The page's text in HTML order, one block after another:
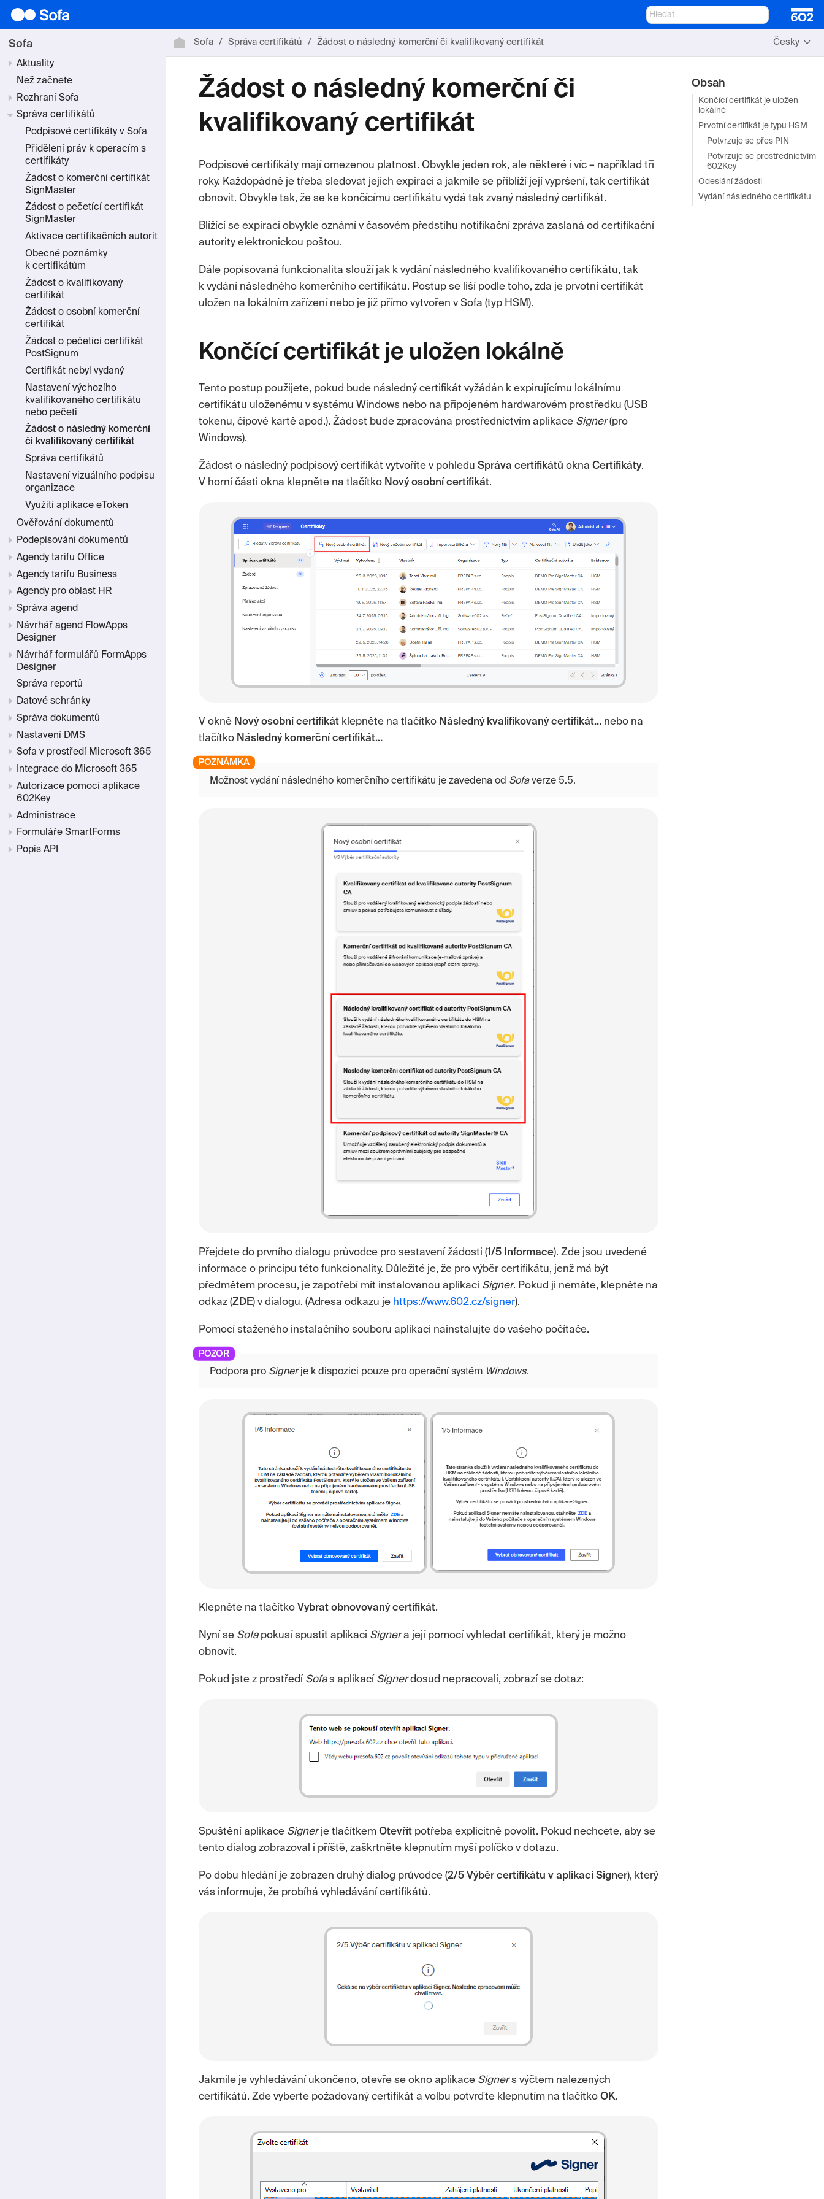
Sofa
Aktuality
Než začnete
Rozhraní Sofa
Správa certifikátů
Podpisové certifikáty v Sofa
Přidělení práv k operacím s
certifikáty
Žádost o komerční certifikát
SignMaster
Žádost o pečetící certifikát
SignMaster
Aktivace certifikačních autorit
Obecné poznámky
k certifikátům
Žádost o kvalifikovaný
certifikát
Žádost o osobní komerční
certifikát
Žádost o pečetící certifikát
PostSignum
Certifikát nebyl vydaný
Nastavení výchozího
kvalifikovaného certifikátu
nebo pečeti
Žádost o následný komerční
či kvalifikovaný certifikát
Správa certifikátů
Nastavení vizuálního podpisu
organizace
Využití aplikace eToken
Ověřování dokumentů
Podepisování dokumentů
Agendy tarifu Office
Agendy tarifu Business
Agendy pro oblast HR
Správa agend
Návrhář agend FlowApps
Designer
Návrhář formulářů FormApps
Designer
Správa reportů
Datové schránky
Správa dokumentů
Nastavení DMS
Sofa v prostředí Microsoft 365
Integrace do Microsoft 365
Autorizace pomocí aplikace
602Key
Administrace
Formuláře SmartForms
Popis API
Sofa Správa certifikátů Žádost o následný komerční či kvalifikovaný certifikát Česky
Obsah
Končící certifikát je uložen
lokálně
Prvotní certifikát je typu HSM
Potvrzuje se přes PIN
Potvrzuje se prostřednictvím
602Key
Odeslání žádosti
Vydání následného certifikátu
Žádost o následný komerční či
kvalifikovaný certifikát
Podpisové certifikáty mají omezenou platnost. Obvykle jeden rok, ale některé i víc – například tři
roky. Každopádně je třeba sledovat jejich expiraci a jakmile se přiblíží její vypršení, tak certifikát
obnovit. Obvykle tak, že se ke končícímu certifikátu vydá tak zvaný následný certifikát.
Blížící se expiraci obvykle oznámí v časovém předstihu notifikační zpráva zaslaná od certifikační
autority elektronickou poštou.
Dále popisovaná funkcionalita slouží jak k vydání následného kvalifikovaného certifikátu, tak
k vydání následného komerčního certifikátu. Postup se liší podle toho, zda je prvotní certifikát
uložen na lokálním zařízení nebo je již přímo vytvořen v Sofa (typ HSM).
Končící certifikát je uložen lokálně
Tento postup použijete, pokud bude následný certifikát vyžádán k expirujícímu lokálnímu
certifikátu uloženému v systému Windows nebo na připojeném hardwarovém prostředku (USB
tokenu, čipové kartě apod.). Žádost bude zpracována prostřednictvím aplikace Signer(pro
Windows).
Žádost o následný podpisový certifikát vytvoříte v pohledu Správa certifikátů okna Certifikáty.
V horní části okna klepněte na tlačítko Nový osobní certifikát.
V okně Nový osobní certifikát klepněte na tlačítko Následný kvalifikovaný certifikát… nebo na
tlačítko Následný komerční certifikát…
Možnost vydání následného komerčního certifikátu je zavedena od Sofaverze 5.5.
Přejdete do prvního dialogu průvodce pro sestavení žádosti (1/5 Informace). Zde jsou uvedené
informace o principu této funkcionality. Důležité je, že pro výběr certifikátu, jenž má být
předmětem procesu, je zapotřebí mít instalovanou aplikaci Signer. Pokud ji nemáte, klepněte na
odkaz (ZDE) v dialogu. (Adresa odkazu je https://www.602.cz/signer).
Pomocí staženého instalačního souboru aplikaci nainstalujte do vašeho počítače.
Podpora pro Signerje k dispozici pouze pro operační systém Windows.
Klepněte na tlačítko Vybrat obnovovaný certifikát.
Nyní se Sofapokusí spustit aplikaci Signera její pomocí vyhledat certifikát, který je možno
obnovit.
Pokud jste z prostředí Sofas aplikací Signerdosud nepracovali, zobrazí se dotaz:
Spuštění aplikace Signerje tlačítkem Otevřít potřeba explicitně povolit. Pokud nechcete, aby se
tento dialog zobrazoval i příště, zaškrtněte klepnutím myší políčko v dotazu.
Po dobu hledání je zobrazen druhý dialog průvodce (2/5 Výběr certifikátu v aplikaci Signer), který
vás informuje, že probíhá vyhledávání certifikátů.
Jakmile je vyhledávání ukončeno, otevře se okno aplikace Signers výčtem nalezených
certifikátů. Zde vyberte požadovaný certifikát a volbu potvrďte klepnutím na tlačítko OK.